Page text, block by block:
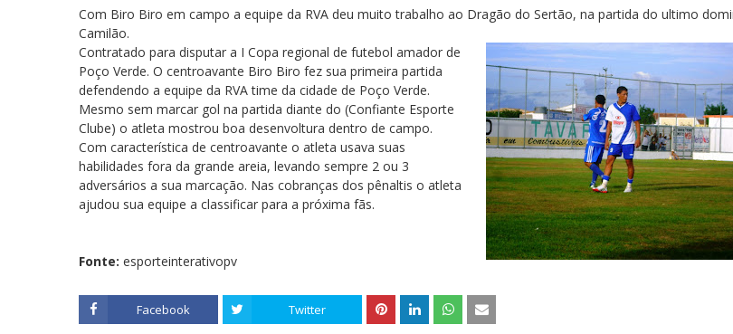
Com Biro Biro em campo a equipe da RVA deu muito trabalho ao Dragão do Sertão, na partida do ultimo
Camilão.
Contratado para disputar a I Copa regional de futebol amador de
Poço Verde. O centroavante Biro Biro fez sua primeira partida
defendendo a equipe da RVA time da cidade de Poço Verde.
Mesmo sem marcar gol na partida diante do (Confiante Esporte
Clube) o atleta mostrou boa desenvoltura dentro de campo.
Com característica de centroavante o atleta usava suas
habilidades fora da grande areia, levando sempre 2 ou 3
adversários a sua marcação. Nas cobranças dos pênaltis o atleta
ajudou sua equipe a classificar para a próxima fãs.
Fonte: esporteinterativopv
Facebook Twitter